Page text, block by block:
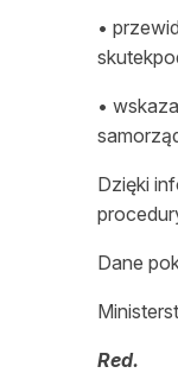
•
•
Dzięki
Dane
Red.